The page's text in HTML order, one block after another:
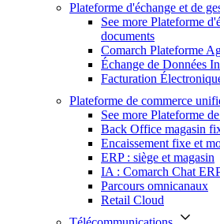
Plateforme d'échange et de
See more Plateforme
documents
Comarch Plateforme
Échange de Données
Facturation
Plateforme de commerce
See more Plateforme
Back Office magasin
Encaissement fixe et
ERP : siège et magasin
IA : Comarch Chat
Parcours omnicanaux
Retail Cloud